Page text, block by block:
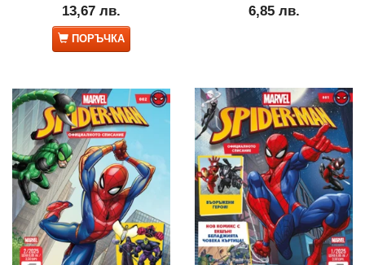
13,67 лв.
ПОРЪЧКА
6,85 лв.